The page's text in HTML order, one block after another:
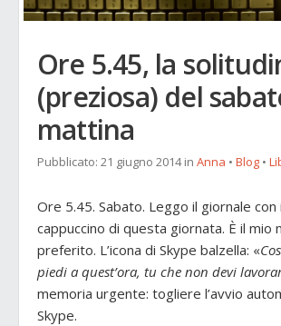
Ore 5.45, la
(preziosa) del
mattina
Pubblicato: 21 giugno 2014in Anna • Blog •
Ore 5.45. Sabato. Leggo il giornale con
cappuccino di questa giornata. È il mio
preferito. L’icona di Skype balzella: «
piedi a quest’ora, tu che non devi
memoria urgente: togliere l’avvio
Skype.